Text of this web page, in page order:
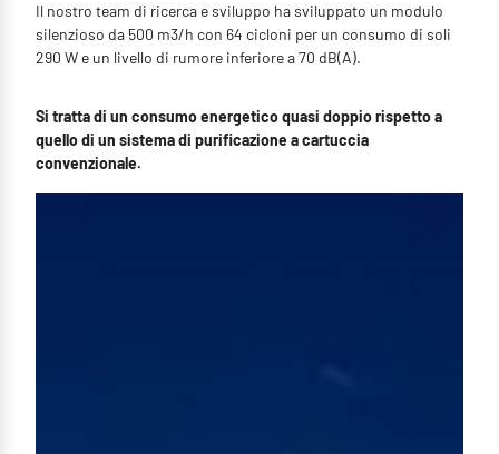
Il nostro team di ricerca e sviluppo ha sviluppato un modulo
silenzioso da 500 m3/h con 64 cicloni per un consumo di soli
290 W e un livello di rumore inferiore a 70 dB(A).
Si tratta di un consumo energetico quasi doppio rispetto a
quello di un sistema di purificazione a cartuccia
convenzionale.